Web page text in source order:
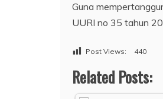
Guna
UURI no 35 tahun
Post Views: 440
Related Posts: